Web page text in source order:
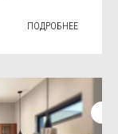
ПОДРОБНЕЕ